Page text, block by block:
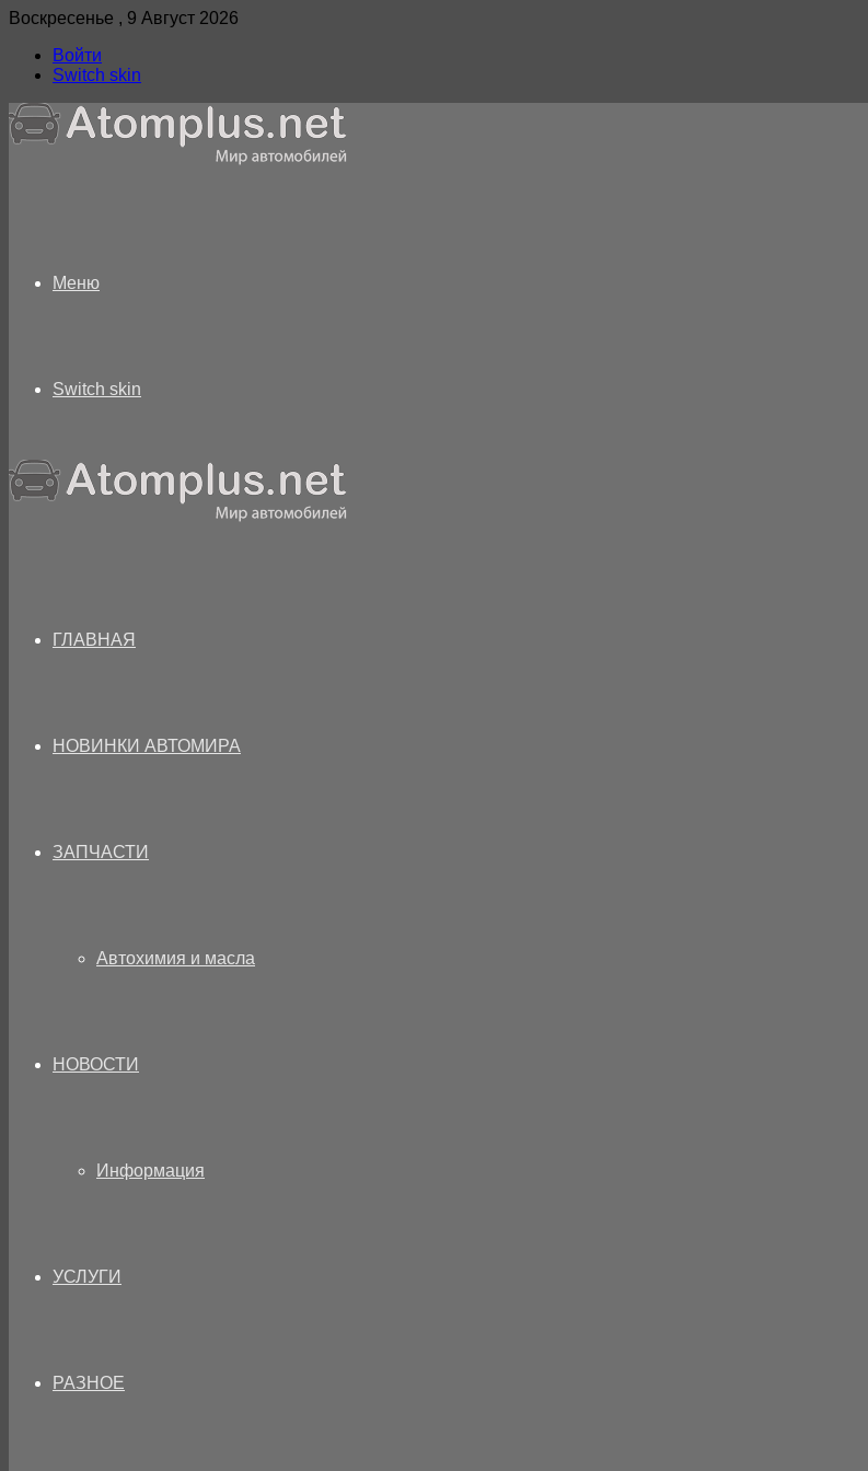
Воскресенье , 9 Август 2026
Войти
Switch skin
Меню
Switch skin
ГЛАВНАЯ
НОВИНКИ АВТОМИРА
ЗАПЧАСТИ
Автохимия и масла
НОВОСТИ
Информация
УСЛУГИ
РАЗНОЕ